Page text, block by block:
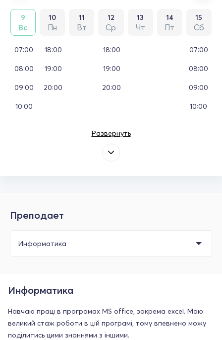
9
Вс
10
Пн
11
Вт
12
Ср
13
Чт
14
Пт
15
Сб
07:00
08:00
09:00
10:00
18:00
19:00
20:00
18:00
19:00
20:00
07:00
08:00
09:00
10:00
Развернуть
Преподает
Информатика
Навчаю праці в програмах MS office, зокрема excel. Маю
великий стаж роботи в цій програмі, тому впевнено можу
поділитись цими знаннями з іншими.